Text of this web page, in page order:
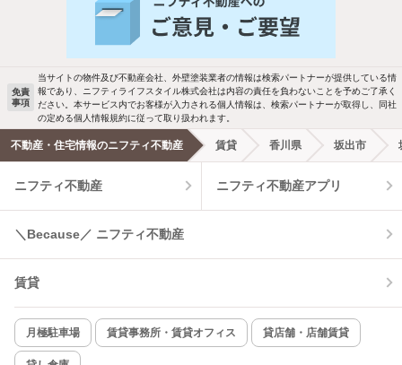
免責
事項
当サイトの物件及び不動産会社、外壁塗装業者の情報は検索パートナーが提供している情
報であり、ニフティライフスタイル株式会社は内容の責任を負わないことを予めご了承く
ださい。本サービス内でお客様が入力される個人情報は、検索パートナーが取得し、同社
の定める個人情報規約に従って取り扱われます。
不動産・住宅情報のニフティ不動産 賃貸 香川県 坂出市
ニフティ不動産 ニフティ不動産アプリ
＼Because／ ニフティ不動産
賃貸
月極駐車場 賃貸事務所・賃貸オフィス 貸店舗・店舗賃貸